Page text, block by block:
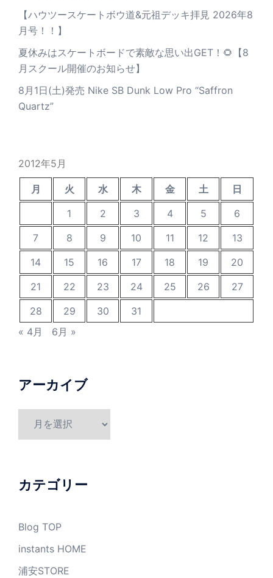
【ハウツースケートボウ道&元祖デッキ拝見 2026年8
月号！！】
夏休みはスケートボードで素敵な思い出GET！🌻【8
月スクール開催のお知らせ】
8月1日(土)発売 Nike SB Dunk Low Pro “Saffron
Quartz”
2012年5月
月 火 水 木 金 土
日
1
2 3 4 5
6
7
8 9 10 11 12
13
14
15 16 17 18 19
20
21
22 23 24 25 26
27
28
29 30
31
« 4月
6月 »
アーカイブ
ブ
カテゴリー
Blog TOP
instants HOME
浦安STORE